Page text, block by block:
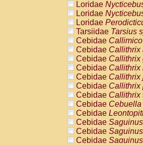
Loridae
Loridae
Loridae
Tarsiidae Tarsius
Cebidae
Cebidae Callithrix
Cebidae Callithrix
Cebidae Callithrix
Cebidae Callithrix
Cebidae Callithrix
Cebidae Callithrix
Cebidae Cebuella
Cebidae
Cebidae
Cebidae
Cebidae